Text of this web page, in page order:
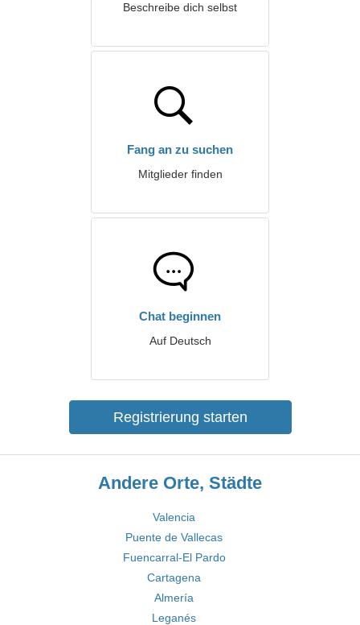
Beschreibe dich selbst
Fang an zu suchen
Mitglieder finden
Chat beginnen
Auf Deutsch
Registrierung starten
Andere Orte, Städte
Valencia
Puente de Vallecas
Fuencarral-El Pardo
Cartagena
Almería
Leganés